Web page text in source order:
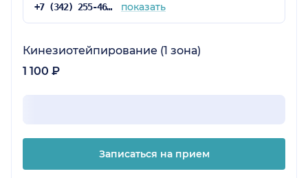
+7 (342) 255-46-71 показать
Кинезиотейпирование (1 зона)
1 100 ₽
Записаться на прием